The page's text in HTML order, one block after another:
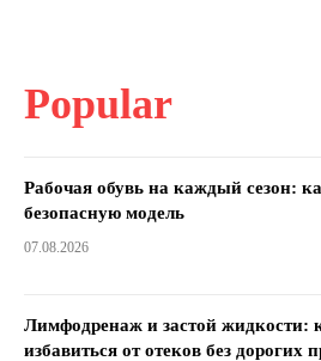
Popular
Рабочая обувь на каждый сезон:
безопасную модель
07.08.2026
Лимфодренаж и застой жидкости:
избавиться от отеков без дорогих